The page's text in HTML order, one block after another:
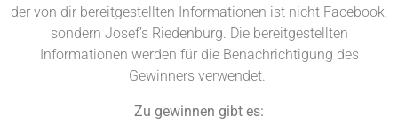
der von dir bereitgestellten Informationen ist nicht Facebook,
sondern Josef’s Riedenburg. Die bereitgestellten
Informationen werden für die Benachrichtigung des
Gewinners verwendet.
Zu gewinnen gibt es: